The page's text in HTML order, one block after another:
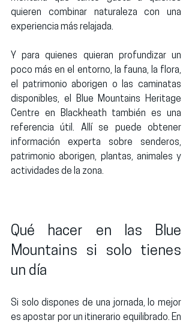
quieren combinar naturaleza con una
experiencia más relajada.
Y para quienes quieran profundizar un
poco más en el entorno, la fauna, la flora,
el patrimonio aborigen o las caminatas
disponibles, el
Blue Mountains Heritage
Centre en Blackheath también es una
referencia útil. Allí se puede obtener
información experta sobre senderos,
patrimonio aborigen, plantas, animales y
actividades de la zona.
Qué hacer en las Blue
Mountains si solo tienes
un día
Si solo dispones de una jornada, lo mejor
es apostar por un itinerario equilibrado. En